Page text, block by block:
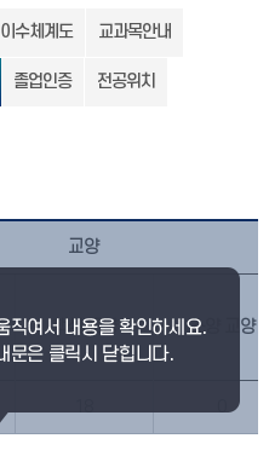
이수체계도 교과목안내
졸업인증 전공위치
교양
핵심 교양
소양 교양